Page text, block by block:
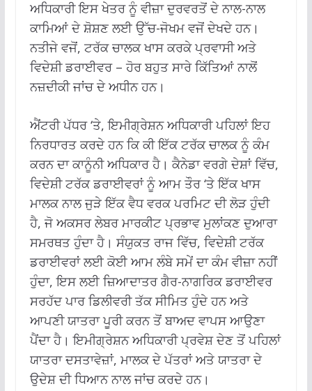
ਅਧਿਕਾਰੀ ਇਸ ਖੇਤਰ ਨੂੰ ਵੀਜ਼ਾ ਦੁਰਵਰਤੋਂ ਦੇ ਨਾਲ-ਨਾਲ
ਕਾਮਿਆਂ ਦੇ ਸ਼ੋਸ਼ਣ ਲਈ ਉੱਚ-ਜੋਖਮ ਵਜੋਂ ਦੇਖਦੇ ਹਨ।
ਨਤੀਜੇ ਵਜੋਂ, ਟਰੱਕ ਚਾਲਕ ਖਾਸ ਕਰਕੇ ਪ੍ਰਵਾਸੀ ਅਤੇ
ਵਿਦੇਸ਼ੀ ਡਰਾਈਵਰ – ਹੋਰ ਬਹੁਤ ਸਾਰੇ ਕਿੱਤਿਆਂ ਨਾਲੋਂ
ਨਜ਼ਦੀਕੀ ਜਾਂਚ ਦੇ ਅਧੀਨ ਹਨ।
ਐਂਟਰੀ ਪੱਧਰ ‘ਤੇ, ਇਮੀਗ੍ਰੇਸ਼ਨ ਅਧਿਕਾਰੀ ਪਹਿਲਾਂ ਇਹ
ਨਿਰਧਾਰਤ ਕਰਦੇ ਹਨ ਕਿ ਕੀ ਇੱਕ ਟਰੱਕ ਚਾਲਕ ਨੂੰ ਕੰਮ
ਕਰਨ ਦਾ ਕਾਨੂੰਨੀ ਅਧਿਕਾਰ ਹੈ। ਕੈਨੇਡਾ ਵਰਗੇ ਦੇਸ਼ਾਂ ਵਿੱਚ,
ਵਿਦੇਸ਼ੀ ਟਰੱਕ ਡਰਾਈਵਰਾਂ ਨੂੰ ਆਮ ਤੌਰ ‘ਤੇ ਇੱਕ ਖਾਸ
ਮਾਲਕ ਨਾਲ ਜੁੜੇ ਇੱਕ ਵੈਧ ਵਰਕ ਪਰਮਿਟ ਦੀ ਲੋੜ ਹੁੰਦੀ
ਹੈ, ਜੋ ਅਕਸਰ ਲੇਬਰ ਮਾਰਕੀਟ ਪ੍ਰਭਾਵ ਮੁਲਾਂਕਣ ਦੁਆਰਾ
ਸਮਰਥਤ ਹੁੰਦਾ ਹੈ। ਸੰਯੁਕਤ ਰਾਜ ਵਿੱਚ, ਵਿਦੇਸ਼ੀ ਟਰੱਕ
ਡਰਾਈਵਰਾਂ ਲਈ ਕੋਈ ਆਮ ਲੰਬੇ ਸਮੇਂ ਦਾ ਕੰਮ ਵੀਜ਼ਾ ਨਹੀਂ
ਹੁੰਦਾ, ਇਸ ਲਈ ਜ਼ਿਆਦਾਤਰ ਗੈਰ-ਨਾਗਰਿਕ ਡਰਾਈਵਰ
ਸਰਹੱਦ ਪਾਰ ਡਿਲੀਵਰੀ ਤੱਕ ਸੀਮਿਤ ਹੁੰਦੇ ਹਨ ਅਤੇ
ਆਪਣੀ ਯਾਤਰਾ ਪੂਰੀ ਕਰਨ ਤੋਂ ਬਾਅਦ ਵਾਪਸ ਆਉਣਾ
ਪੈਂਦਾ ਹੈ। ਇਮੀਗ੍ਰੇਸ਼ਨ ਅਧਿਕਾਰੀ ਪ੍ਰਵੇਸ਼ ਦੇਣ ਤੋਂ ਪਹਿਲਾਂ
ਯਾਤਰਾ ਦਸਤਾਵੇਜ਼ਾਂ, ਮਾਲਕ ਦੇ ਪੱਤਰਾਂ ਅਤੇ ਯਾਤਰਾ ਦੇ
ਉਦੇਸ਼ ਦੀ ਧਿਆਨ ਨਾਲ ਜਾਂਚ ਕਰਦੇ ਹਨ।